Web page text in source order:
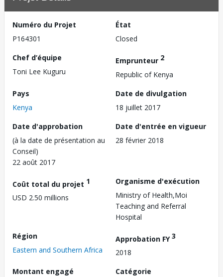
Numéro du Projet
P164301
État
Closed
Chef d’équipe
Toni Lee Kuguru
Emprunteur 2
Republic of Kenya
Pays
Kenya
Date de divulgation
18 juillet 2017
Date d'approbation
(à la date de présentation au
Conseil)
22 août 2017
Date d'entrée en vigueur
28 février 2018
Coût total du projet 1
USD 2.50 millions
Organisme d'exécution
Ministry of Health,Moi
Teaching and Referral
Hospital
Région
Eastern and Southern Africa
Approbation FY3
2018
Montant engagé
Catégorie